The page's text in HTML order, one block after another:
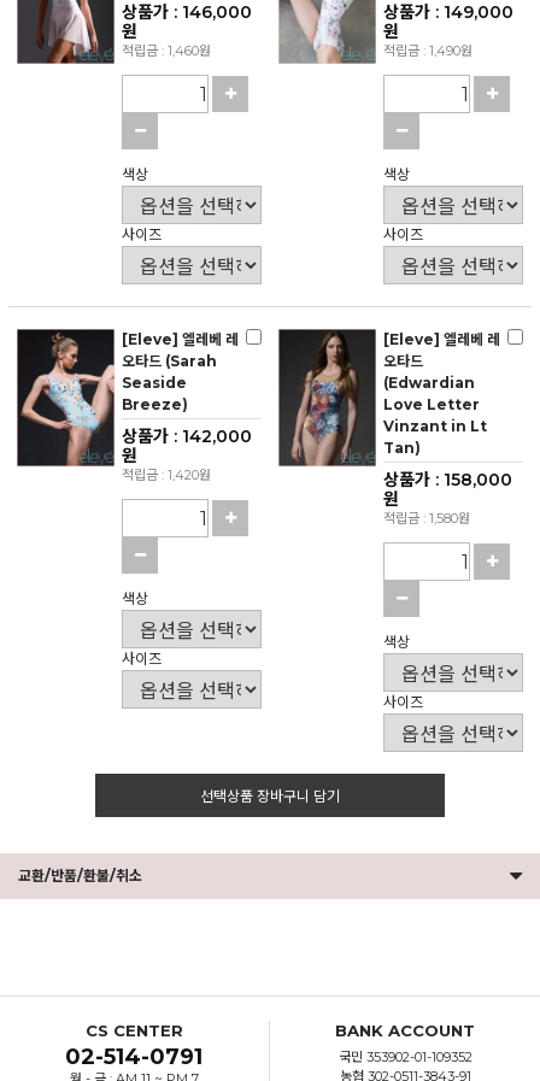
상품가 : 146,000
원
적립금 : 1,460원
색상
사이즈
상품가 : 149,000
원
적립금 : 1,490원
색상
사이즈
[Eleve] 엘레베 레
오타드 (Sarah
Seaside
Breeze)
상품가 : 142,000
원
적립금 : 1,420원
색상
사이즈
[Eleve] 엘레베 레
오타드
(Edwardian
Love Letter
Vinzant in Lt
Tan)
상품가 : 158,000
원
적립금 : 1,580원
색상
사이즈
선택상품 장바구니 담기
교환/반품/환불/취소
CS CENTER
02-514-0791
BANK ACCOUNT
국민 353902-01-109352
농협 302-0511-3843-91